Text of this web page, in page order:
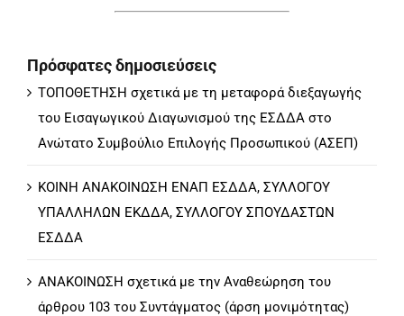
Πρόσφατες δημοσιεύσεις
ΤΟΠΟΘΕΤΗΣΗ σχετικά με τη μεταφορά διεξαγωγής
του Εισαγωγικού Διαγωνισμού της ΕΣΔΔΑ στο
Ανώτατο Συμβούλιο Επιλογής Προσωπικού (ΑΣΕΠ)
ΚΟΙΝΗ ΑΝΑΚΟΙΝΩΣΗ ΕΝΑΠ ΕΣΔΔΑ, ΣΥΛΛΟΓΟΥ
ΥΠΑΛΛΗΛΩΝ ΕΚΔΔΑ, ΣΥΛΛΟΓΟΥ ΣΠΟΥΔΑΣΤΩΝ
ΕΣΔΔΑ
ΑΝΑΚΟΙΝΩΣΗ σχετικά με την Αναθεώρηση του
άρθρου 103 του Συντάγματος (άρση μονιμότητας)